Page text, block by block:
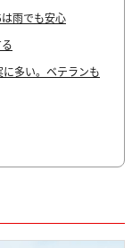
雨でも安心
多い。ベテランも